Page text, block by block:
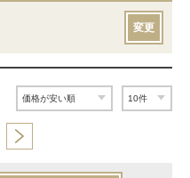
変更